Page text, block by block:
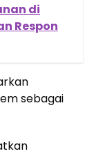
di
Respon
sebagai